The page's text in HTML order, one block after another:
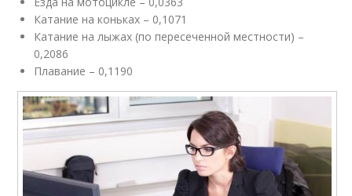
Катание на коньках – 0,1071
Катание на лыжах (по пересеченной местности) –
0,2086
Плавание – 0,1190